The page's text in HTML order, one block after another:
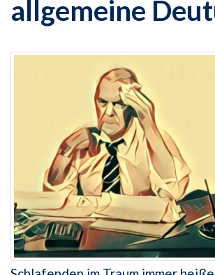
allgemeine